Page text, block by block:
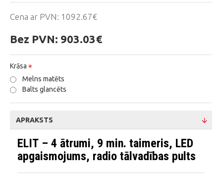
Cena ar PVN: 1092.67€
Bez PVN: 903.03€
Krāsa
Melns matēts
Balts glancēts
APRAKSTS
ELIT – 4 ātrumi, 9 min. taimeris, LED
apgaismojums, radio tālvadības pults